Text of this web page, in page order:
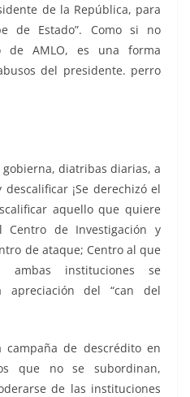
de la República, para
de Estado”. Como si no
de AMLO, es una forma
del presidente. perro
diatribas diarias, a
¡Se derechizó el
aquello que quiere
de Investigación y
de ataque; Centro al que
instituciones se
apreciación del “can del
de descrédito en
que no se subordinan,
de las instituciones